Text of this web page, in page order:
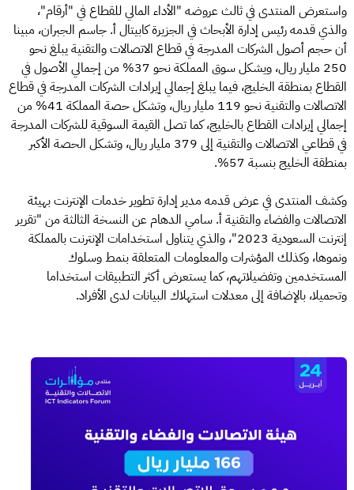
واستعرض المنتدى في ثالث عروضه "الأداء المالي للقطاع في "أرقام"،
والذي قدمه رئيس إدارة الأبحاث في الجزيرة كابيتال أ. جاسم الجبران، مبينا
أن حجم أصول الشركات المدرجة في قطاع الاتصالات والتقنية يبلغ نحو
250 مليار ريال، ويشكل سوق المملكة نحو 37% من إجمالي الأصول في
القطاع بمنطقة الخليج، فيما يبلغ إجمالي إيرادات الشركات المدرجة في قطاع
الاتصالات والتقنية نحو 119 مليار ريال، وتشكل حصة المملكة 41% من
إجمالي إيرادات القطاع بالخليج، كما تصل القيمة السوقية للشركات المدرجة
في قطاعي الاتصالات والتقنية إلى 379 مليار ريال، وتشكل الحصة الأكبر
بمنطقة الخليج بنسبة 57%.
وكشف المنتدى في عرض قدمه مدير إدارة تطوير خدمات الإنترنت بهيئة
الاتصالات والفضاء والتقنية أ. سامي الدهام عن النسخة الثالثة من "تقرير
إنترنت السعودية 2023"، والذي يتناول استخدامات الإنترنت بالمملكة
ونموها، وكذلك المؤشرات والمعلومات المتعلقة بنمط وسلوك
المستخدمين وتفضيلاتهم، كما يستعرض أكثر التطبيقات استخداما
وتحميلا، بالإضافة إلى معدلات استهلاك البيانات لدى الأفراد.